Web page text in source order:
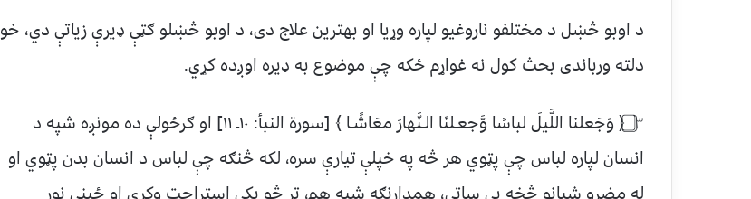
د اوبو څښل د مختلفو ناروغيو لپاره وړيا او بهترین علاج دى، د اوبو څښلو ګټې ډيرې زياتې دي، خو
دلته ورباندى بحث کول نه غواړم ځکه چې موضوع به ډيره اوږده کړي.
۳⃣ ﴿ وَجَعلنا اللَّيلَ لباسًا وَّجعـلنَا الـنَّهارَ معَاشًـا ﴾ [سورة النبأ: ۱۰ـ ۱۱] او ګرځولې ده مونږه شپه د
انسان لپاره لباس چې پټوي هر څه په خپلې تيارې سره، لکه څنګه چې لباس د انسان بدن پټوي او
له مضرو شيانو څخه يې ساتي، همدارنګه شپه هم، تر څو پکې استراحت وکړي او ځينې نور